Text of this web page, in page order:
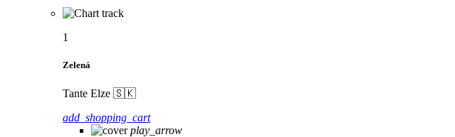
1
Zelená
Tante Elze 🇸🇰
add_shopping_cart
play_arrow